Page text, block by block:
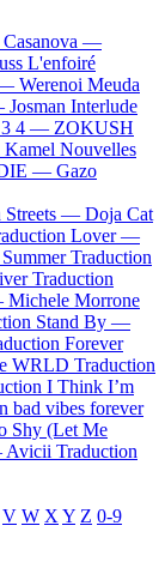
Casanova —
L'enfoiré
— Werenoi Meuda
Josman Interlude
3 4 — ZOKUSH
Kamel Nouvelles
— Gazo
Streets — Doja Cat
Lover —
Traduction
Traduction
Michele Morrone
Stand By —
Forever
WRLD Traduction
I Think I’m
bad vibes forever
Shy (Let Me
Avicii Traduction
V W X Y Z 0-9